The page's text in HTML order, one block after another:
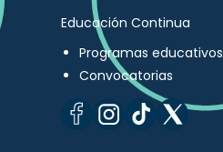
Educación Continua
Programas educativos
Convocatorias